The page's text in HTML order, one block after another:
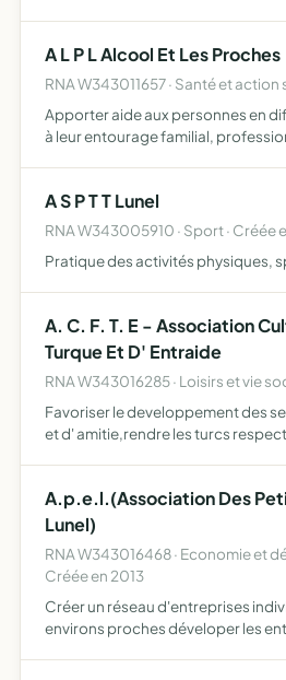
A L P L Alcool Et Les Proches
RNA W343011657 · Santé et action
Apporter aide aux personnes en
à leur entourage familial,
A S P T T Lunel
RNA W343005910 · Sport · Créée
Pratique des activités physiques,
A. C. F. T. E - Association
Turque Et D' Entraide
RNA W343016285 · Loisirs et vie
Favoriser le developpement des
et d' amitie,rendre les turcs
A.p.e.l.(Association Des
Lunel)
RNA W343016468 · Economie et
Créée en 2013
Créer un réseau d'entreprises
environs proches déveloper les